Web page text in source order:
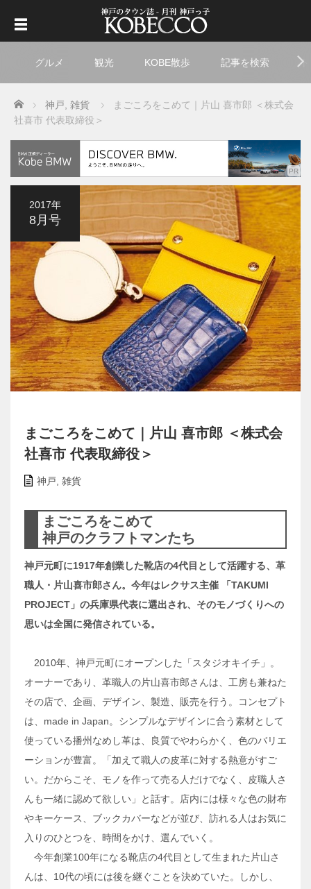
グルメ 観光 KOBE散歩 記事を検索
Home 神戸 雑貨
まごころをこめて｜片山 喜市郎 ＜株式会
社喜市 代表取締役＞
2017年
8月号
まごころをこめて｜片山 喜市郎 ＜株式会
社喜市 代表取締役＞
神戸 雑貨
まごころをこめて
神戸のクラフトマンたち
神戸元町に1917年創業した靴店の4代目として活躍する、革
職人・片山喜市郎さん。今年はレクサス主催 「TAKUMI
PROJECT」の兵庫県代表に選出され、そのモノづくりへの
思いは全国に発信されている。
2010年、神戸元町にオープンした「スタジオキイチ」。
オーナーであり、革職人の片山喜市郎さんは、工房も兼ねた
その店で、企画、デザイン、製造、販売を行う。コンセプト
は、made in Japan。シンプルなデザインに合う素材として
使っている播州なめし革は、良質でやわらかく、色のバリエ
ーションが豊富。「加えて職人の皮革に対する熱意がすご
い。だからこそ、モノを作って売る人だけでなく、皮職人さ
んも一緒に認めて欲しい」と話す。店内には様々な色の財布
やキーケース、ブックカバーなどが並び、訪れる人はお気に
入りのひとつを、時間をかけ、選んでいく。
今年創業100年になる靴店の4代目として生まれた片山さ
んは、10代の頃には後を継ぐことを決めていた。しかし、